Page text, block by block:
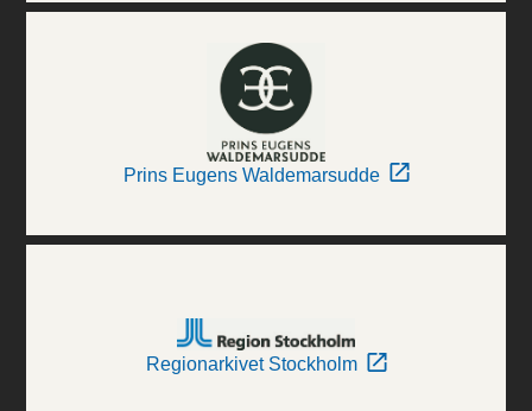
Prins Eugens Waldemarsudde
Regionarkivet Stockholm